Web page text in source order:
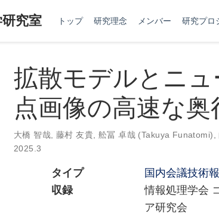
究室 トップ 研究理念 メンバー 研究プロ
拡散モデルとニ
点画像の高速な奥
大橋 智哉 藤村 友貴 舩冨 卓哉 (Takuya Funatomi)
2025.3
タイプ
国内会議技術
収録
情報処理学会
ア研究会